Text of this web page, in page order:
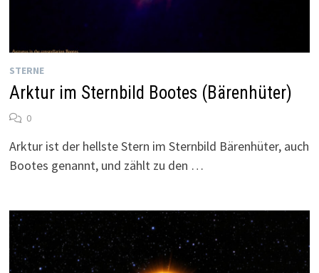
STERNE
Arktur im Sternbild Bootes (Bärenhüter)
0
Arktur ist der hellste Stern im Sternbild Bärenhüter, auch
Bootes genannt, und zählt zu den …